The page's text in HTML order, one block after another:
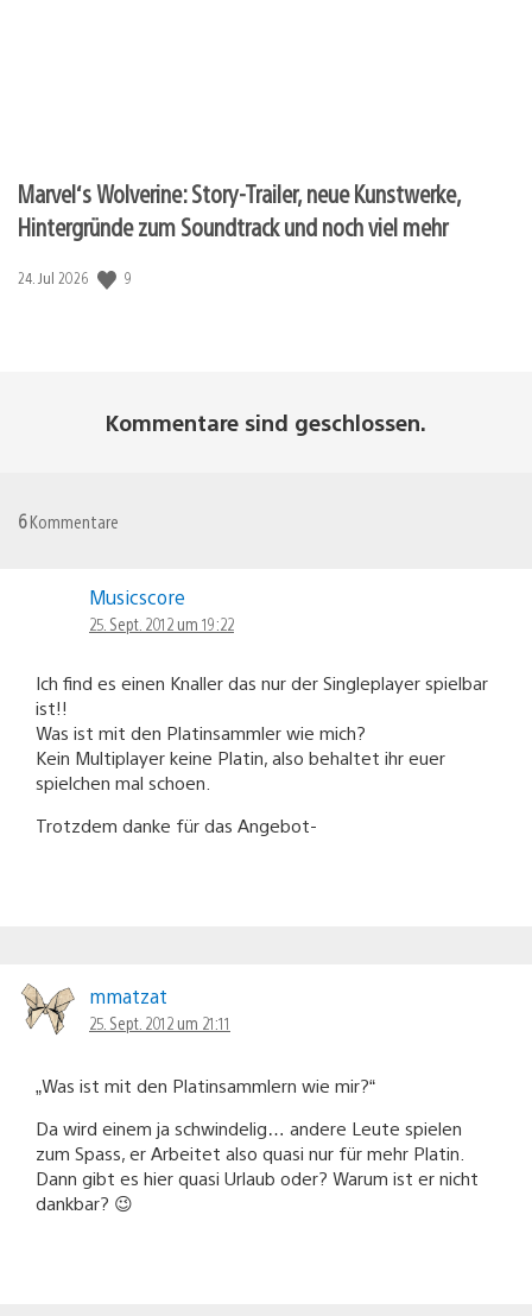
Marvel‘s Wolverine: Story-Trailer, neue Kunstwerke,
Hintergründe zum Soundtrack und noch viel mehr
Veröffentlichungsdatum:
24. Jul 2026 9
Kommentare sind geschlossen.
6Kommentare
Musicscore
25. Sept. 2012 um 19:22
Ich find es einen Knaller das nur der Singleplayer spielbar
ist!!
Was ist mit den Platinsammler wie mich?
Kein Multiplayer keine Platin, also behaltet ihr euer
spielchen mal schoen.
Trotzdem danke für das Angebot-
mmatzat
25. Sept. 2012 um 21:11
„Was ist mit den Platinsammlern wie mir?“
Da wird einem ja schwindelig… andere Leute spielen
zum Spass, er Arbeitet also quasi nur für mehr Platin.
Dann gibt es hier quasi Urlaub oder? Warum ist er nicht
dankbar? 😉